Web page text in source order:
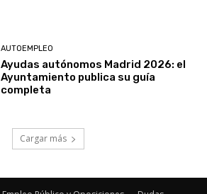
AUTOEMPLEO
Ayudas autónomos Madrid 2026: el
Ayuntamiento publica su guía
completa
Cargar más